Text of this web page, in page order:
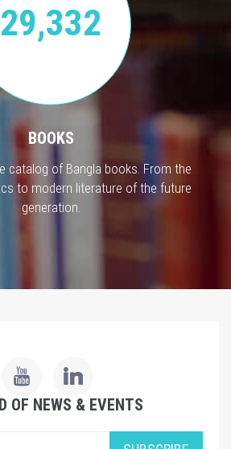
29,332
BOOKS
catalog of Bangla books. From the
to modern literature of the future
generation.
OF NEWS & EVENTS